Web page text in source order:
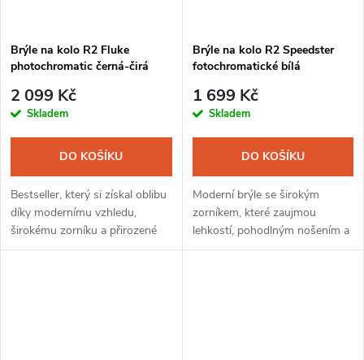
Brýle na kolo R2 Fluke
photochromatic černá-čirá
2 099 Kč
Skladem
DO KOŠÍKU
Bestseller, který si získal oblibu
díky modernímu vzhledu,
širokému zorníku a přirozené
lehkosti při nošení.
Brýle na kolo R2 Speedster
fotochromatické bílá
1 699 Kč
Skladem
DO KOŠÍKU
Moderní brýle se širokým
zorníkem, které zaujmou
lehkostí, pohodlným nošením a
skvělým přizpůsobením při